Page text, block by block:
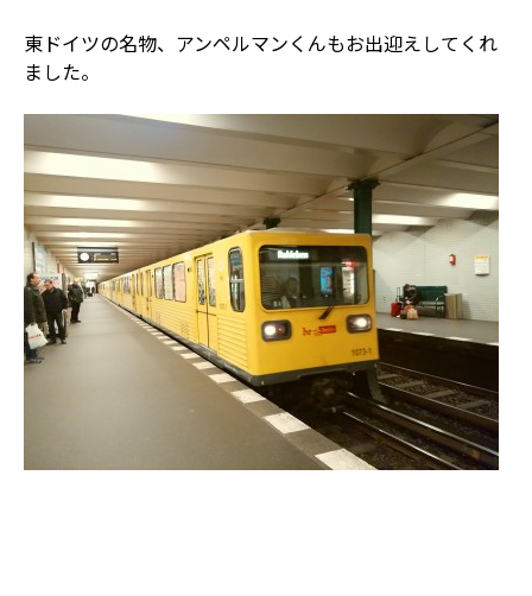
東ドイツの名物、アンペルマンくんもお出迎えしてくれ
ました。